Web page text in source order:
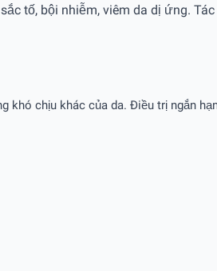
tố, bội nhiễm, viêm da dị ứng.
khó chịu khác của da. Ðiều trị ngắn